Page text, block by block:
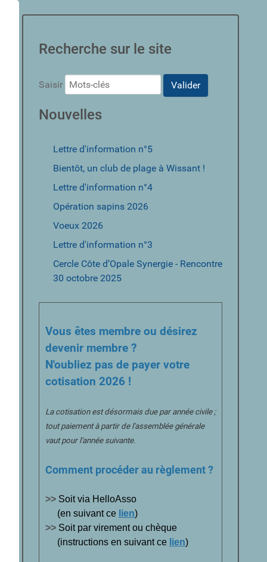
Recherche sur le site
Saisir Valider
Nouvelles
Lettre d'information n°5
Bientôt, un club de plage à Wissant !
Lettre d'information n°4
Opération sapins 2026
Voeux 2026
Lettre d'information n°3
Cercle Côte d’Opale Synergie - Rencontre
30 octobre 2025
Vous êtes membre ou désirez
devenir membre ?
N'oubliez pas de payer votre
cotisation 2026 !
La cotisation est désormais due par année civile ;
tout paiement à partir de l'assemblée générale
vaut pour l'année suivante.
Comment procéder au règlement ?
>> Soit via HelloAsso
(en suivant ce lien)
>> Soit par virement ou chèque
(instructions en suivant ce lien)